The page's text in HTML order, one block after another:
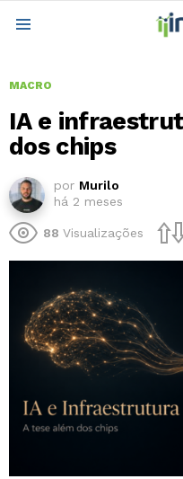
MACRO
IA e
dos chips
por Murilo
há 2 meses
88 Visualizações